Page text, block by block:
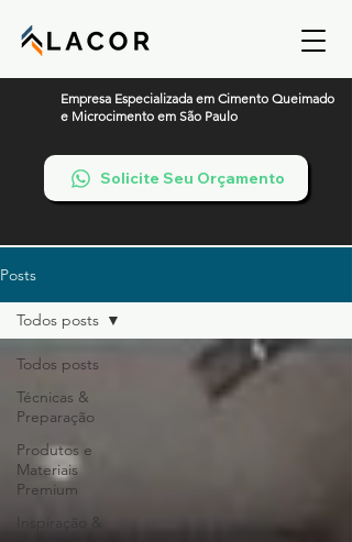
Empresa Especializada em Cimento Queimado
e Microcimento em São Paulo
Solicite Seu Orçamento
Posts
Todos posts
Técnicas &
Preparação
Produtos e
Materiais
Premium
Inspiração &
Todos posts